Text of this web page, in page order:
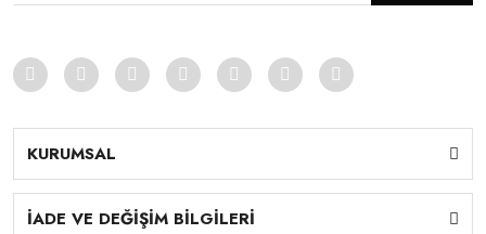
KURUMSAL
İADE VE DEĞİŞİM BİLGİLERİ